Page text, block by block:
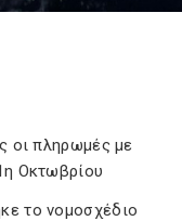
οι πληρωμές με
Οκτωβρίου
το νομοσχέδιο